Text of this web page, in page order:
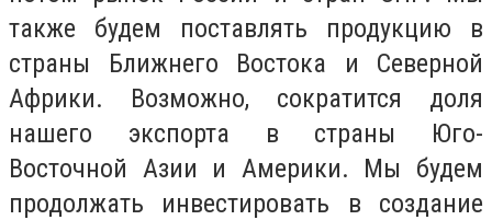
также будем поставлять продукцию в
страны Ближнего Востока и Северной
Африки. Возможно, сократится доля
нашего экспорта в страны Юго-
Восточной Азии и Америки. Мы будем
продолжать инвестировать в создание